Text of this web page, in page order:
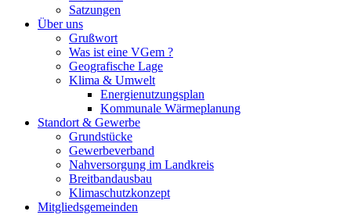
Satzungen
Über uns
Grußwort
Was ist eine VGem ?
Geografische Lage
Klima & Umwelt
Energienutzungsplan
Kommunale Wärmeplanung
Standort & Gewerbe
Grundstücke
Gewerbeverband
Nahversorgung im Landkreis
Breitbandausbau
Klimaschutzkonzept
Mitgliedsgemeinden